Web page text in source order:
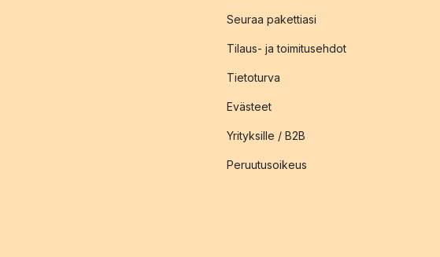
Seuraa pakettiasi
Tilaus- ja toimitusehdot
Tietoturva
Evästeet
Yrityksille / B2B
Peruutusoikeus